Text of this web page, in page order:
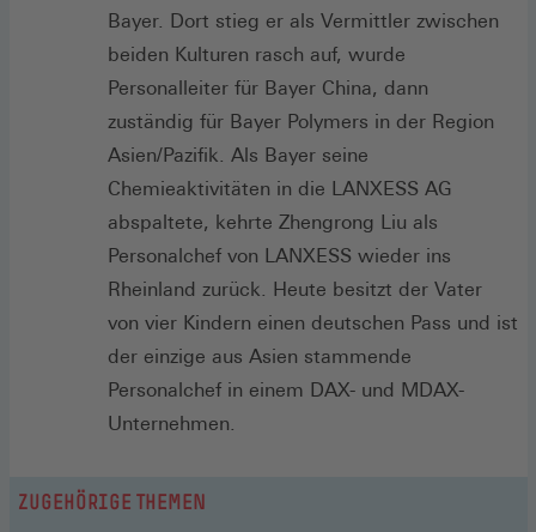
Bayer. Dort stieg er als Vermittler zwischen
beiden Kulturen rasch auf, wurde
Personalleiter für Bayer China, dann
zuständig für Bayer Polymers in der Region
Asien/Pazifik. Als Bayer seine
Chemieaktivitäten in die LANXESS AG
abspaltete, kehrte Zhengrong Liu als
Personalchef von LANXESS wieder ins
Rheinland zurück. Heute besitzt der Vater
von vier Kindern einen deutschen Pass und ist
der einzige aus Asien stammende
Personalchef in einem DAX- und MDAX-
Unternehmen.
ZUGEHÖRIGE THEMEN